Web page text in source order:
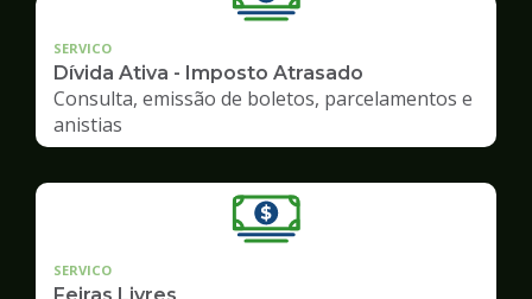
SERVICO
Dívida Ativa - Imposto Atrasado
Consulta, emissão de boletos, parcelamentos e
anistias
SERVICO